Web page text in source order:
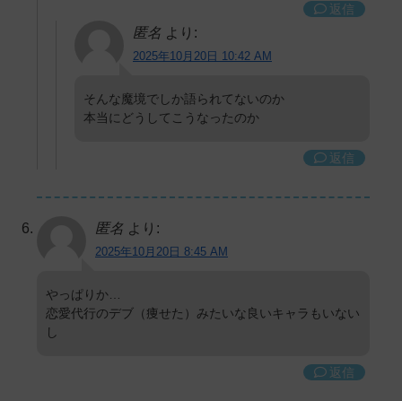
返信
匿名 より:
2025年10月20日 10:42 AM
そんな魔境でしか語られてないのか
本当にどうしてこうなったのか
返信
匿名 より:
2025年10月20日 8:45 AM
やっぱりか…
恋愛代行のデブ（痩せた）みたいな良いキャラもいない
し
返信